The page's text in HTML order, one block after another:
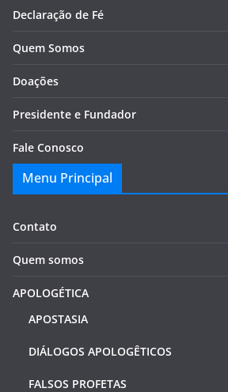
Declaração de Fé
Quem Somos
Doações
Presidente e Fundador
Fale Conosco
Menu Principal
Contato
Quem somos
APOLOGÉTICA
APOSTASIA
DIÁLOGOS APOLOGÊTICOS
FALSOS PROFETAS